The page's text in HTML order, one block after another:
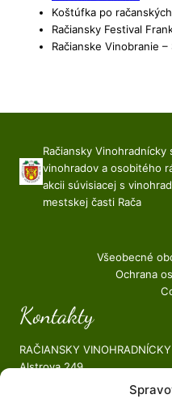
Koštúfka po
Račiansky Festival
Račianske Vinobranie
Račiansky
vinohradov a osobitého
akcii súvisiacej s
mestskej časti Rača
Všeobecné
Ochrana
Kontakty
RAČIANSKY
Alstrova 249